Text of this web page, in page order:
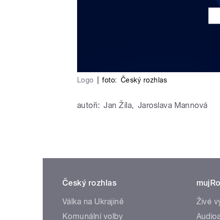
Logo foto: Český rozhlas
autoři: Jan Žíla, Jaroslava Mannová
Český rozhlas
Válka na Ukrajině
Komunální volby
Živé